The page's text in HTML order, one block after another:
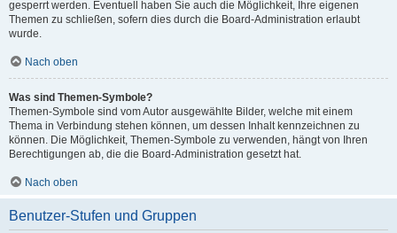
gesperrt werden. Eventuell haben Sie auch die Möglichkeit, Ihre eigenen
Themen zu schließen, sofern dies durch die Board-Administration erlaubt
wurde.
Nach oben
Was sind Themen-Symbole?
Themen-Symbole sind vom Autor ausgewählte Bilder, welche mit einem
Thema in Verbindung stehen können, um dessen Inhalt kennzeichnen zu
können. Die Möglichkeit, Themen-Symbole zu verwenden, hängt von Ihren
Berechtigungen ab, die die Board-Administration gesetzt hat.
Nach oben
Benutzer-Stufen und Gruppen